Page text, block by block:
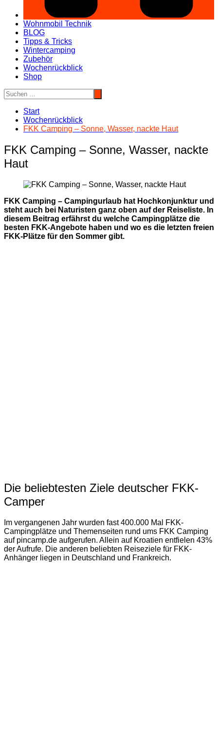
Wohnmobil Technik
BLOG
Tipps & Tricks
Wintercamping
Zubehör
Wochenrückblick
Shop
Start
Wochenrückblick
FKK Camping – Sonne, Wasser, nackte Haut
FKK Camping – Sonne, Wasser, nackte
Haut
FKK Camping – Campingurlaub hat Hochkonjunktur und
steht auch bei Naturisten ganz oben auf der Reiseliste. In
diesem Beitrag erfährst du welche Campingplätze die
besten FKK-Angebote haben und wo es die letzten freien
FKK-Plätze für den Sommer gibt.
Die beliebtesten Ziele deutscher FKK-
Camper
Im vergangenen Jahr wurden fast 400.000 Mal FKK-
Campingplätze und Themenseiten rund ums FKK Camping
auf pincamp.de aufgerufen. Allein auf Kroatien entfielen 43%
der Aufrufe. Die anderen beliebten Reiseziele für FKK-
Anhänger liegen in Deutschland und Frankreich.